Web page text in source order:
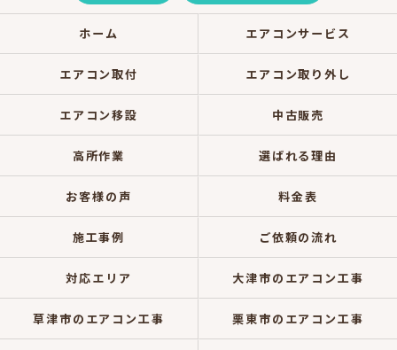
ホーム エアコンサービス
エアコン取付 エアコン取り外し
エアコン移設 中古販売
高所作業 選ばれる理由
お客様の声 料金表
施工事例 ご依頼の流れ
対応エリア 大津市のエアコン工事
草津市のエアコン工事 栗東市のエアコン工事